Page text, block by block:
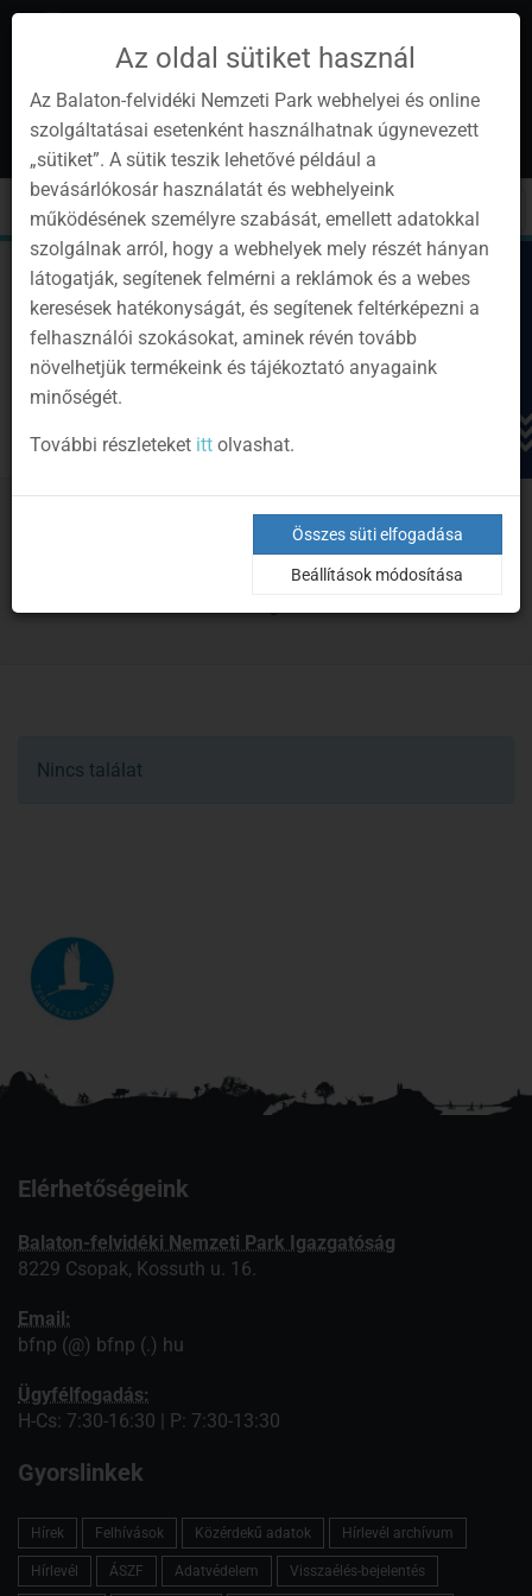
Instagram
YoutubeFacebookProgramok
Hírlevél
hu
Toggle
cart
Toggle
navigation
Bejelentkezés
Program
Nincs találat
Elérhetőségeink
Balaton-felvidéki Nemzeti Park Igazgatóság
8229 Csopak, Kossuth u. 16.
Email:
bfnp (@) bfnp (.) hu
Ügyfélfogadás:
H-Cs: 7:30-16:30 | P: 7:30-13:30
Gyorslinkek
Hírek Felhívások Közérdekű adatok Hírlevél archívum
Hírlevél ÁSZF Adatvédelem Visszaélés-bejelentés
Az oldal sütiket használ
Az Balaton-felvidéki Nemzeti Park webhelyei és online
szolgáltatásai esetenként használhatnak úgynevezett
„sütiket”. A sütik teszik lehetővé például a
bevásárlókosár használatát és webhelyeink
működésének személyre szabását, emellett adatokkal
szolgálnak arról, hogy a webhelyek mely részét hányan
látogatják, segítenek felmérni a reklámok és a webes
keresések hatékonyságát, és segítenek feltérképezni a
felhasználói szokásokat, aminek révén tovább
növelhetjük termékeink és tájékoztató anyagaink
minőségét.
További részleteket ittolvashat.
Összes süti elfogadása
Beállítások módosítása